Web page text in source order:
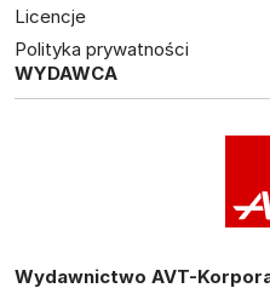
Licencje
Polityka prywatności
WYDAWCA
Wydawnictwo AVT-